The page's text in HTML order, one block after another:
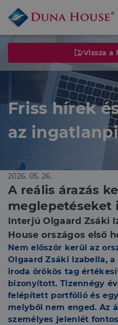
Vissza a
Friss hírek
az
2026. 05. 26.
A reális árazás
meglepetéseket
Interjú Olgaard Zsáki
House országos első
Nem először kerül az
Olgaard Zsáki Izabella,
iroda örökös tag
bizonyított. Tizennégy
felépített portfólió és
melyből nem enged. Az
személyes jelenlét